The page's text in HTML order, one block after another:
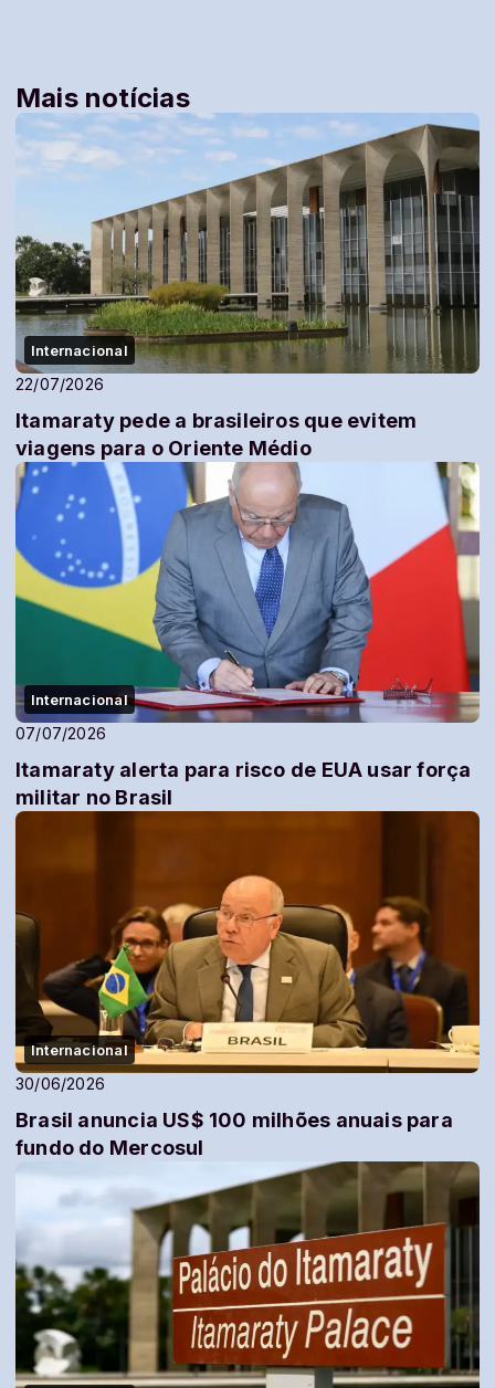
Mais notícias
Internacional
22/07/2026
Itamaraty pede a brasileiros que evitem
viagens para o Oriente Médio
Internacional
07/07/2026
Itamaraty alerta para risco de EUA usar força
militar no Brasil
Internacional
30/06/2026
Brasil anuncia US$ 100 milhões anuais para
fundo do Mercosul